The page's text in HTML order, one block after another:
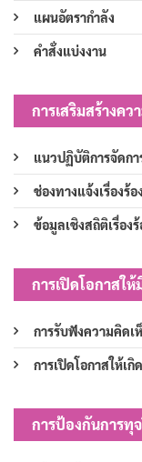
แผนอัตรากำลัง
คำสั่งแบ่งงาน
การเสริมสร้างคว
แนวปฏิบัติการจัดกา
ช่องทางแจ้งเรื่องร้
ข้อมูลเชิงสถิติเรื่อง
การเปิดโอกาสใ
การรับฟังความคิดเ
การเปิดโอกาสให้เ
การป้องกันการทุ